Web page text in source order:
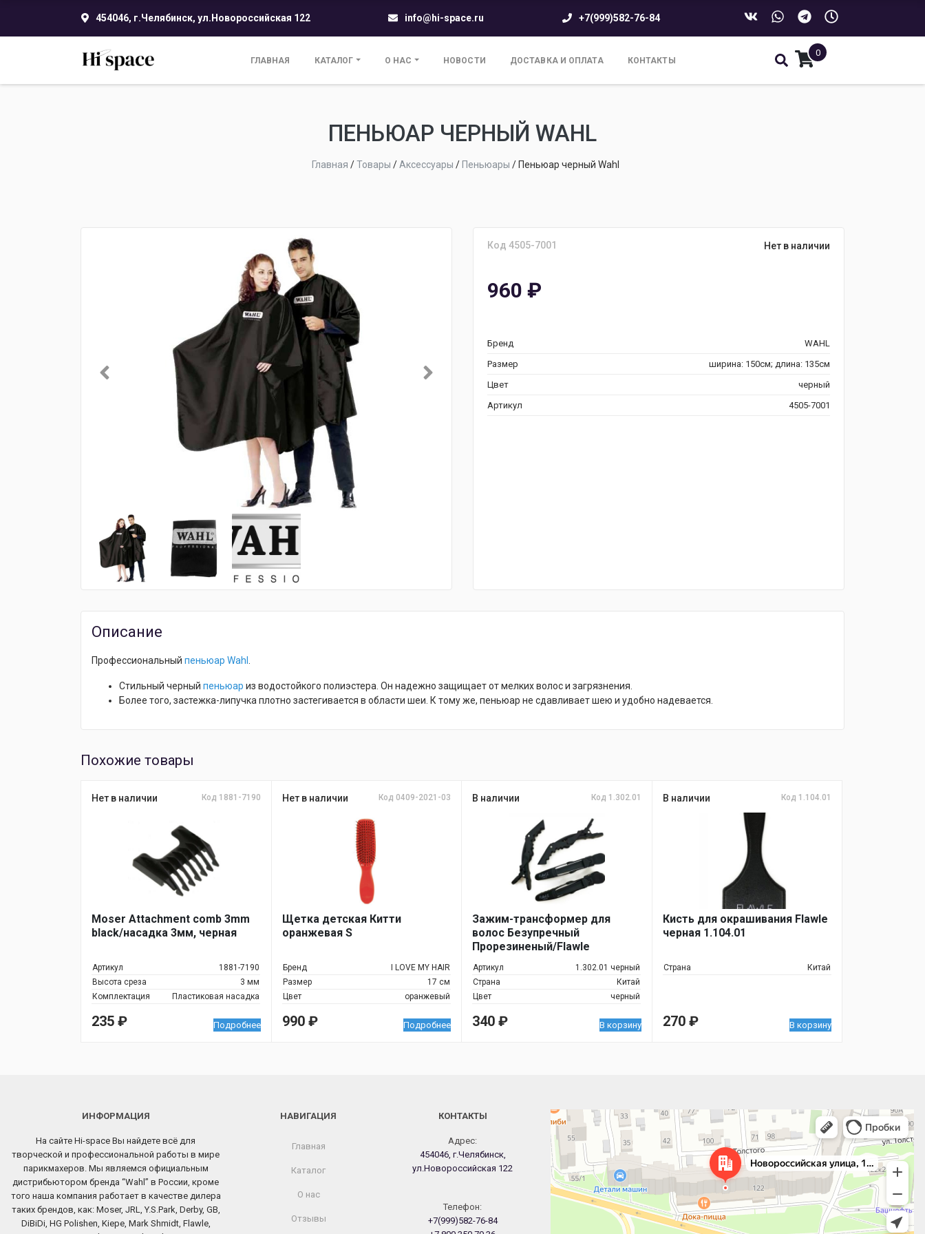
454046, г.Челябинск, ул.Новороссийская 122 info@hi-space.ru +7(999)582-76-84
ГЛАВНАЯ КАТАЛОГ О НАС НОВОСТИ ДОСТАВКА И ОПЛАТА КОНТАКТЫ
0
ПЕНЬЮАР ЧЕРНЫЙ WAHL
Главная /Товары /Аксессуары / Пеньюары / Пеньюар черный Wahl
Код 4505-7001 Нет в наличии
960 ₽
Бренд
WAHL
Размер
ширина: 150см; длина: 135см
Цвет
черный
Артикул
4505-7001
Описание
Профессиональный пеньюар Wahl
Стильный черный пеньюар из водостойкого полиэстера. Он надежно защищает от мелких волос и загрязнения.
Более того, застежка-липучка плотно застегивается в области шеи. К тому же, пеньюар не сдавливает шею и удобно надевается.
Похожие товары
Нет в наличии Код 1881-7190
Moser Attachment comb 3mm
black/насадка 3мм, черная
Артикул
1881-7190
Высота среза
3 мм
Комплектация
Пластиковая насадка
235 ₽ Подробнее
Нет в наличии Код 0409-2021-03
Щетка детская Китти
оранжевая S
Бренд
I LOVE MY HAIR
Размер
17 см
Цвет
оранжевый
990 ₽ Подробнее
В наличии Код 1.302.01
Зажим-трансформер для
волос Безупречный
Прорезиненый/Flawle
Артикул
1.302.01 черный
Страна
Китай
Цвет
черный
340 ₽ В корзину
В наличии Код 1.104.01
Кисть для окрашивания Flawle
черная 1.104.01
Страна Китай
270 ₽ В корзину
ИНФОРМАЦИЯ
На сайте Hi-space Вы найдете всё для
творческой и профессиональной работы в мире
парикмахеров. Мы являемся официальным
дистрибьютором бренда “Wahl” в России, кроме
того наша компания работает в качестве дилера
таких брендов, как: Moser, JRL, Y.S.Park, Derby, GB,
DiBiDi, HG Polishen, Kiepe, Mark Shmidt, Flawle,
НАВИГАЦИЯ
Главная
Каталог
О нас
Отзывы
КОНТАКТЫ
Адрес:
454046, г.Челябинск,
ул.Новороссийская 122
Телефон:
+7(999)582-76-84
Челябинск
Новороссийская улица, 122 — Яндекс.Карты